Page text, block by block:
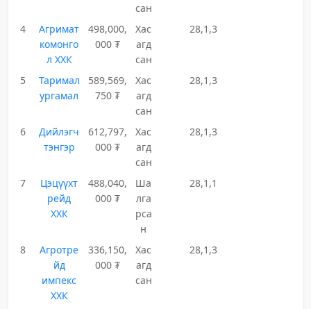
сан
4
Агримат
комонго
л ХХК
498,000,
000 ₮
Хас
агд
сан
28,1,3
5
Таримал
ургамал
589,569,
750 ₮
Хас
агд
сан
28,1,3
6
Дийлэгч
тэнгэр
612,797,
000 ₮
Хас
агд
сан
28,1,3
7
Цэцүүхт
рейд
ХХК
488,040,
000 ₮
Ша
лга
рса
н
28,1,1
8
Агротре
йд
импекс
ХХК
336,150,
000 ₮
Хас
агд
сан
28,1,3